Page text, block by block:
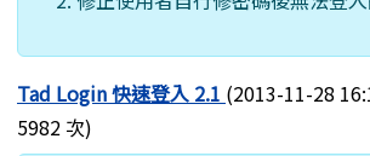
Tad Login 快速登入 2.1 (2013-11-28
5982 次)